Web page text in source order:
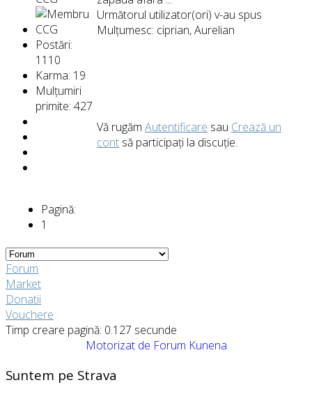
Postări:
1110
Karma: 19
Mulțumiri
primite: 427
Următorul utilizator(ori) v-au spus
Mulțumesc: ciprian,Aurelian
Vă rugăm Autentificare sau Crează un
cont să participaţi la discuţie.
Pagină:
1
Forum
Market
Donatii
Vouchere
Timp creare pagină: 0.127 secunde
Motorizat de Forum Kunena
Suntem pe Strava